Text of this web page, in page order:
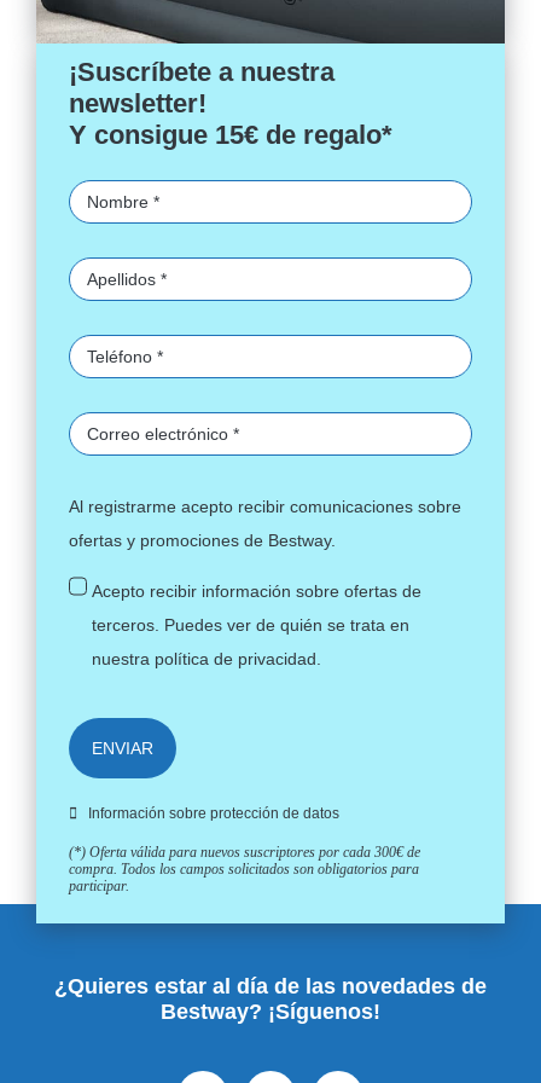
¡Suscríbete a nuestra
newsletter!
Y consigue 15€ de regalo*
Al registrarme acepto recibir comunicaciones sobre
ofertas y promociones de Bestway.
Acepto recibir información sobre ofertas de
terceros. Puedes ver de quién se trata en
nuestra política de privacidad.
ENVIAR
Información sobre protección de datos
(*) Oferta válida para nuevos suscriptores por cada 300€ de
compra. Todos los campos solicitados son obligatorios para
participar.
¿Quieres estar al día de las novedades de
Bestway? ¡Síguenos!